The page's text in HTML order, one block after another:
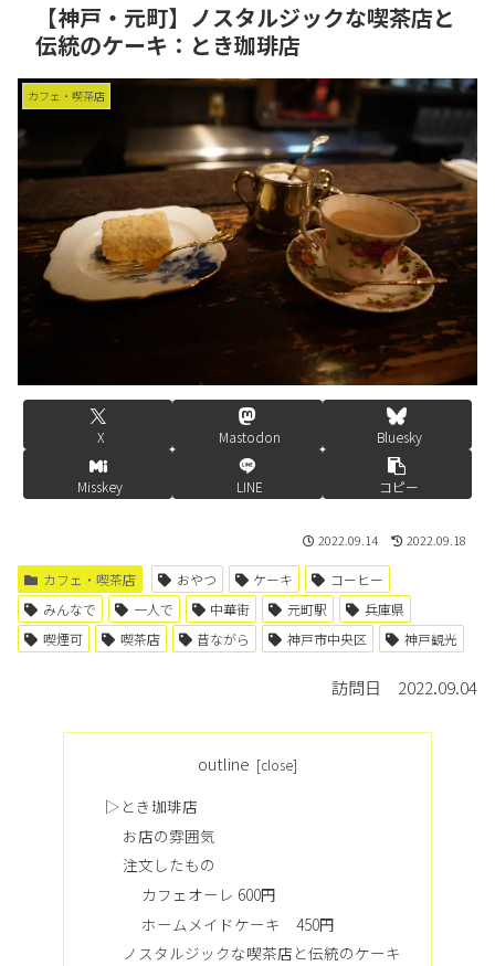
【神戸・元町】ノスタルジックな喫茶店と
伝統のケーキ：とき珈琲店
カフェ・喫茶店
X Mastodon Bluesky
Misskey LINE コピー
2022.09.14 2022.09.18
カフェ・喫茶店 おやつ ケーキ
コーヒー
みんなで
一人で 中華街 元町駅
兵庫県
喫煙可
喫茶店 昔ながら 神戸市中央区 神戸観光
訪問日 2022.09.04
outline
▷とき珈琲店
お店の雰囲気
注文したもの
カフェオーレ 600円
ホームメイドケーキ 450円
ノスタルジックな喫茶店と伝統のケーキ